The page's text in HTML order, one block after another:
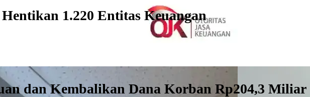
1.220 Entitas Keuangan
dan Kembalikan Dana Korban Rp204,3 Miliar